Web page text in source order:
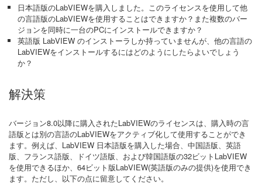
日本語版のLabVIEWを購入しました。このライセンスを使用して他
の言語版のLabVIEWを使用することはできますか？また複数のバー
ジョンを同時に一台のPCにインストールできますか？
英語版 LabVIEW のインストーラしか持っていませんが、他の言語の
LabVIEWをインストールするにはどのようにしたらよいでしょう
か？
解決策
バージョン8.0以降に購入されたLabVIEWのライセンスは、購入時の言
語版とは別の言語のLabVIEWをアクティブ化して使用することができ
ます。例えば、LabVIEW 日本語版を購入した場合、中国語版、英語
版、フランス語版、ドイツ語版、および韓国語版の32ビットLabVIEW
を使用できるほか、64ビット版LabVIEW(英語版のみの提供)を使用でき
ます。ただし、以下の点に留意してください。